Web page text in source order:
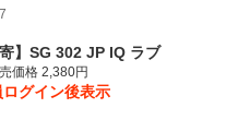
】SG 302 JP IQ ラブ
価格 2,380円
グイン後表示